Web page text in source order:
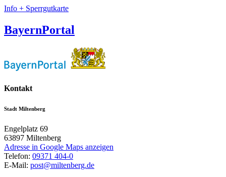
Info + Sperrgutkarte
BayernPortal
Kontakt
Stadt Miltenberg
Engelplatz 69
63897 Miltenberg
Adresse in Google Maps anzeigen
Telefon: 09371 404-0
E-Mail: post@miltenberg.de